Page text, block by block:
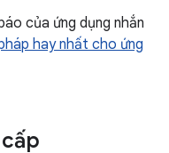
của ứng dụng nhắn
hay nhất cho ứng